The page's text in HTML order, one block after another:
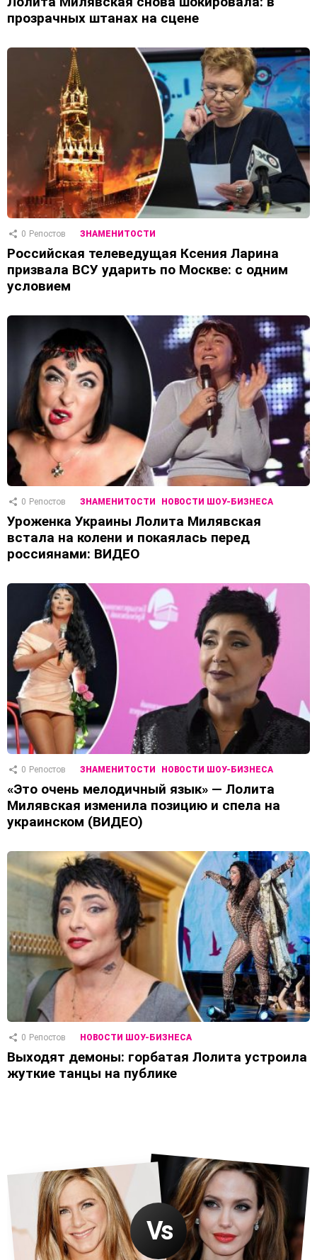
прозрачных штанах на сцене
0 Репостов ЗНАМЕНИТОСТИ
Российская телеведущая Ксения Ларина
призвала ВСУ ударить по Москве: с одним
условием
0 Репостов ЗНАМЕНИТОСТИ НОВОСТИ ШОУ-БИЗНЕСА
Уроженка Украины Лолита Милявская
встала на колени и покаялась перед
россиянами: ВИДЕО
0 Репостов ЗНАМЕНИТОСТИ НОВОСТИ ШОУ-БИЗНЕСА
«Это очень мелодичный язык» — Лолита
Милявская изменила позицию и спела на
украинском (ВИДЕО)
0 Репостов НОВОСТИ ШОУ-БИЗНЕСА
Выходят демоны: горбатая Лолита устроила
жуткие танцы на публике